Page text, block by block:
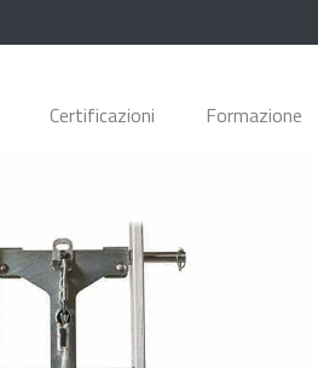
Certificazioni Formazione